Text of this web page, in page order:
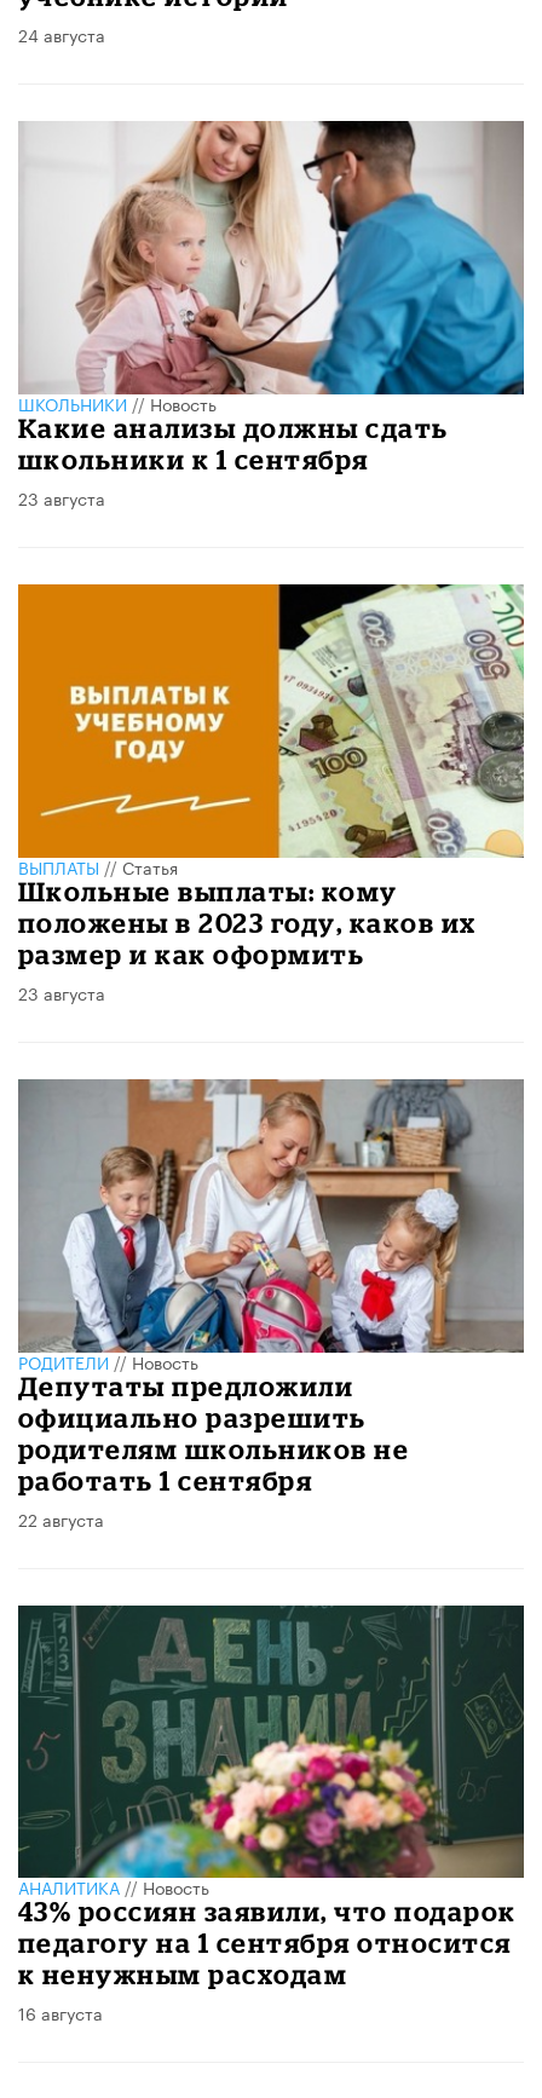
24 августа
ШКОЛЬНИКИ//Новость
Какие анализы должны сдать
школьники к 1 сентября
23 августа
ВЫПЛАТЫ//Статья
Школьные выплаты: кому
положены в 2023 году, каков их
размер и как оформить
23 августа
РОДИТЕЛИ//Новость
Депутаты предложили
официально разрешить
родителям школьников не
работать 1 сентября
22 августа
АНАЛИТИКА//Новость
43% россиян заявили, что подарок
педагогу на 1 сентября относится
к ненужным расходам
16 августа